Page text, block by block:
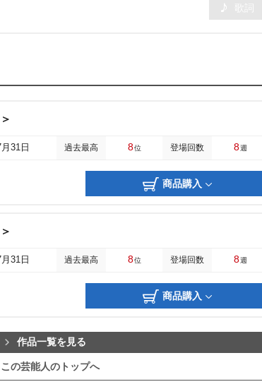
31日 過去最高 8位 登場回数 8週
商品購入
31日 過去最高 8位 登場回数 8週
商品購入
作品一覧を見る
この芸能人のトップへ